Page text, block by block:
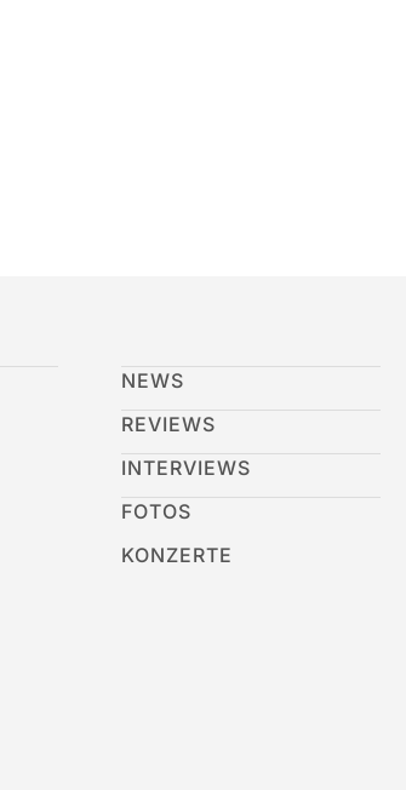
NEWS
REVIEWS
INTERVIEWS
FOTOS
KONZERTE